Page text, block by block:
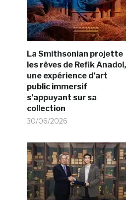
La Smithsonian projette
les rêves de Refik Anadol,
une expérience d’art
public immersif
s’appuyant sur sa
collection
30/06/2026